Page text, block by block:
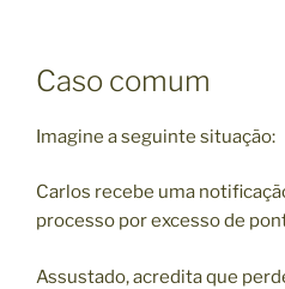
Caso comum
Imagine a seguinte situação:
Carlos recebe uma
processo por excesso de
Assustado, acredita que